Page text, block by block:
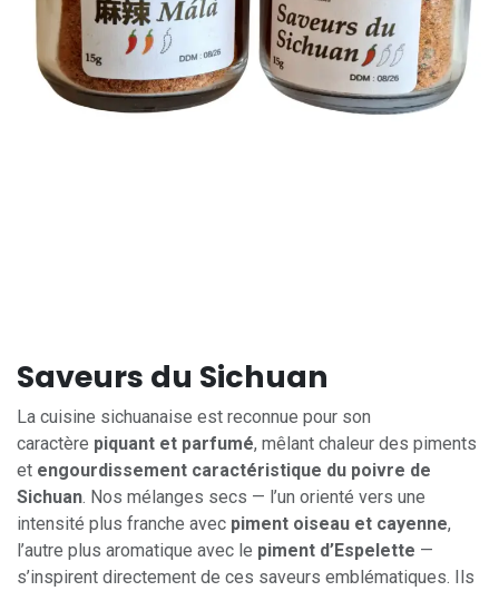
Saveurs du Sichuan
La cuisine sichuanaise est reconnue pour son
caractère piquant et parfumé, mêlant chaleur des piments
et engourdissement caractéristique du poivre de
Sichuan. Nos mélanges secs — l’un orienté vers une
intensité plus franche avec piment oiseau et cayenne,
l’autre plus aromatique avec le piment d’Espelette —
s’inspirent directement de ces saveurs emblématiques. Ils